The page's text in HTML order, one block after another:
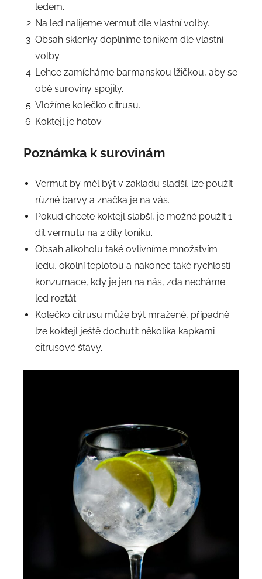
ledem.
Na led nalijeme vermut dle vlastní volby.
Obsah sklenky doplníme tonikem dle vlastní
volby.
Lehce zamícháme barmanskou lžičkou, aby se
obě suroviny spojily.
Vložíme kolečko citrusu.
Koktejl je hotov.
Poznámka k surovinám
Vermut by měl být v základu sladší, lze použít
různé barvy a značka je na vás.
Pokud chcete koktejl slabší, je možné použít 1
díl vermutu na 2 díly toniku.
Obsah alkoholu také ovlivníme množstvím
ledu, okolní teplotou a nakonec také rychlostí
konzumace, kdy je jen na nás, zda necháme
led roztát.
Kolečko citrusu může být mražené, případně
lze koktejl ještě dochutit několika kapkami
citrusové šťávy.